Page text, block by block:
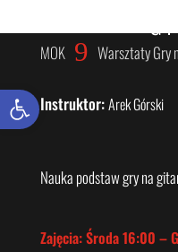
MOK 9 Warsztaty Gry
Instruktor:Arek Górski
Nauka podstaw gry na
Zajęcia: Środa 16:00 –
Otwórz pasek narzędzi